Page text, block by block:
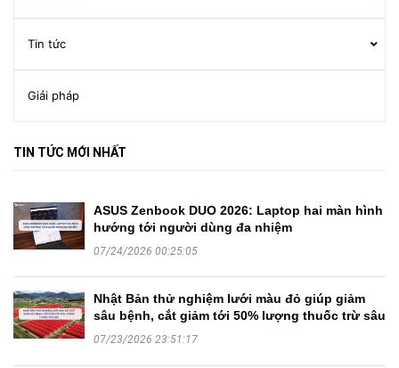
Tin tức
Giải pháp
TIN TỨC MỚI NHẤT
ASUS Zenbook DUO 2026: Laptop hai màn hình
hướng tới người dùng đa nhiệm
07/24/2026 00:25:05
Nhật Bản thử nghiệm lưới màu đỏ giúp giảm
sâu bệnh, cắt giảm tới 50% lượng thuốc trừ sâu
07/23/2026 23:51:17